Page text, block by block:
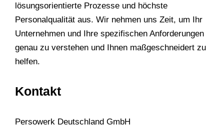
lösungsorientierte Prozesse und höchste
Personalqualität aus. Wir nehmen uns Zeit, um Ihr
Unternehmen und Ihre spezifischen Anforderungen
genau zu verstehen und Ihnen maßgeschneidert zu
helfen.
Kontakt
Persowerk Deutschland GmbH